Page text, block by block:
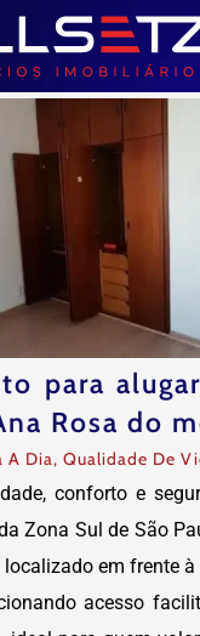
para
Rosa do
Dia, Qualidade De
conforto e
Zona Sul de São
em frente à
acesso